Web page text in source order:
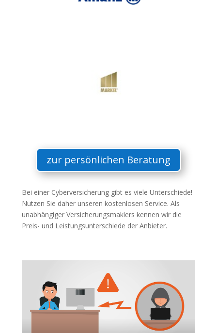
zur persönlichen Beratung
Bei einer Cyberversicherung gibt es viele Unterschiede!
Nutzen Sie daher unseren kostenlosen Service. Als
unabhängiger Versicherungsmaklers kennen wir die
Preis- und Leistungsunterschiede der Anbieter.